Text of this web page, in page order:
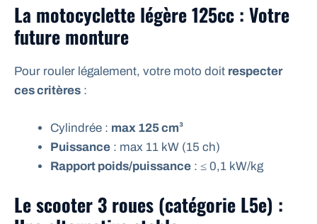
La motocyclette légère 125cc : Votre
future monture
Pour rouler légalement, votre moto doit respecter
ces critères :
Cylindrée : max 125 cm³
Puissance : max 11 kW (15 ch)
Rapport poids/puissance : ≤ 0,1 kW/kg
Le scooter 3 roues (catégorie L5e) :